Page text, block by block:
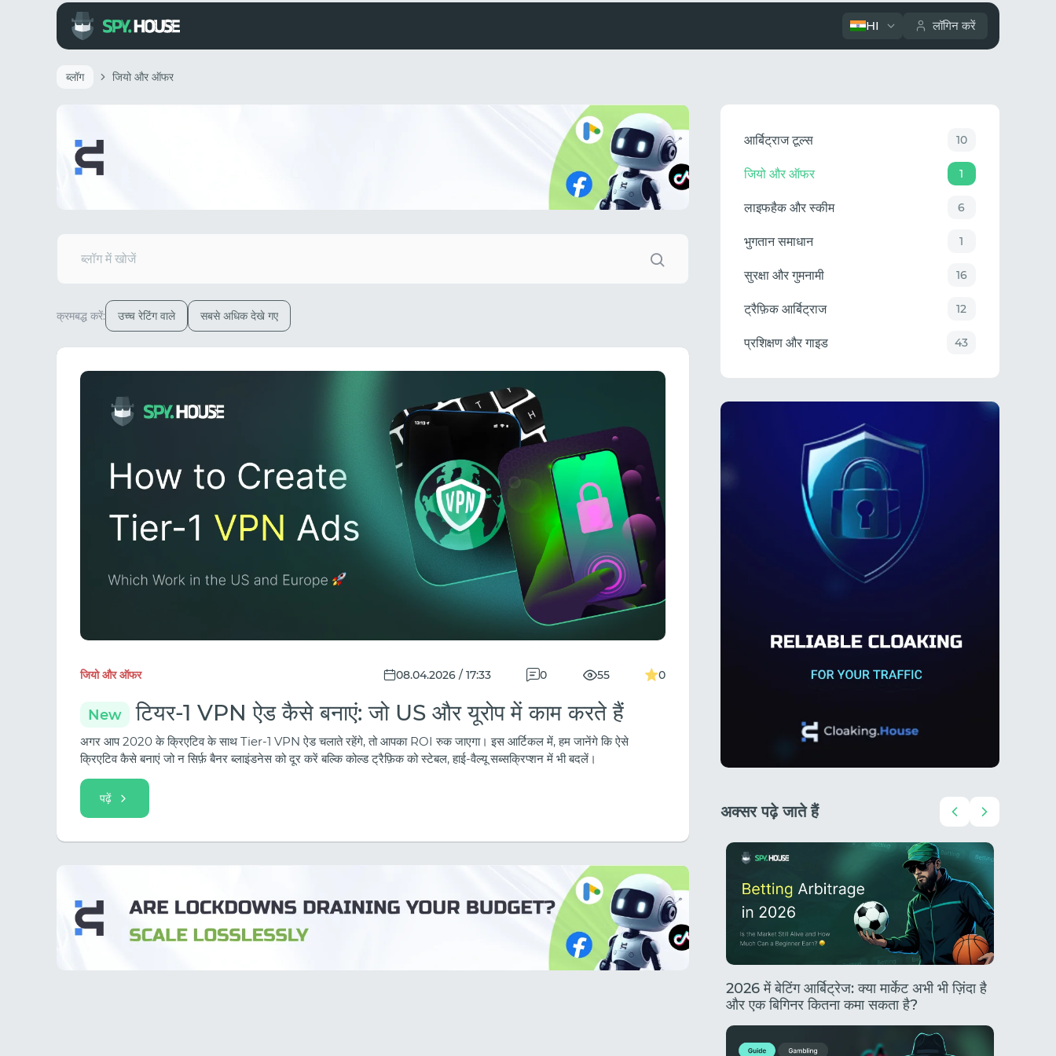
HI लॉगिन करें
ब्लॉग जियो और ऑफर
क्रमबद्ध करें: उच्च रेटिंग वाले सबसे अधिक देखे गए
जियो और ऑफर 08.04.2026 / 17:33 0 55 0
New टियर-1 VPN ऐड कैसे बनाएं: जो US और यूरोप में काम करते हैं
अगर आप 2020 के क्रिएटिव के साथ Tier-1 VPN ऐड चलाते रहेंगे, तो आपका ROI रुक जाएगा। इस आर्टिकल में, हम जानेंगे कि ऐसे
क्रिएटिव कैसे बनाएं जो न सिर्फ़ बैनर ब्लाइंडनेस को दूर करें बल्कि कोल्ड ट्रैफ़िक को स्टेबल, हाई-वैल्यू सब्सक्रिप्शन में भी बदलें।
पढ़ें
आर्बिट्राज टूल्स 10
जियो और ऑफर 1
लाइफहैक और स्कीम 6
भुगतान समाधान 1
सुरक्षा और गुमनामी 16
ट्रैफ़िक आर्बिट्राज 12
प्रशिक्षण और गाइड 43
अक्सर पढ़े जाते हैं
2026 में बेटिंग आर्बिट्रेज: क्या मार्केट अभी भी ज़िंदा है
और एक बिगिनर कितना कमा सकता है?